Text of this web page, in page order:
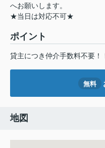
へお願いします。
★当日は対応不可★
ポイント
貸主につき仲介手数料不要！
無料
地図